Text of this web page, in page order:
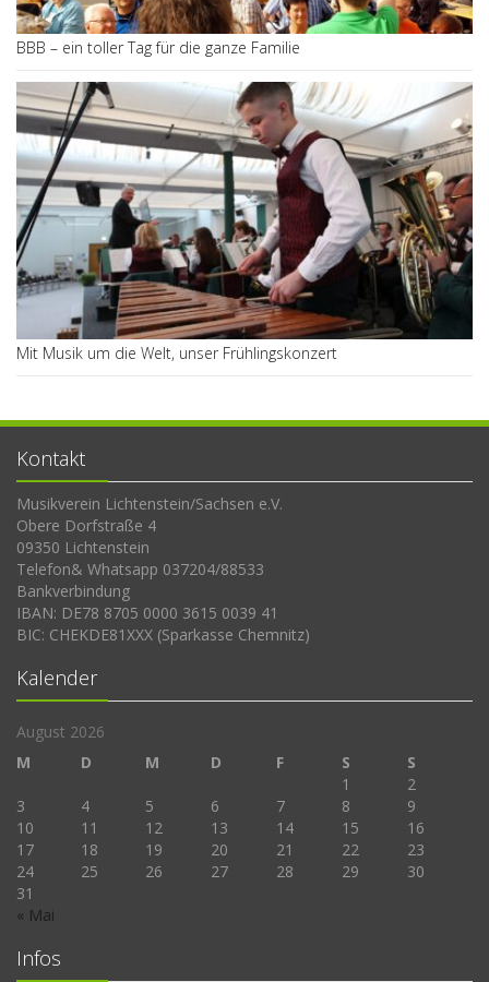
BBB – ein toller Tag für die ganze Familie
Mit Musik um die Welt, unser Frühlingskonzert
Kontakt
Musikverein Lichtenstein/Sachsen e.V.
Obere Dorfstraße 4
09350 Lichtenstein
Telefon& Whatsapp 037204/88533
Bankverbindung
IBAN: DE78 8705 0000 3615 0039 41
BIC: CHEKDE81XXX (Sparkasse Chemnitz)
Kalender
August 2026
M
D M D F S
S
1
2
3
4 5 6 7 8
9
10
11 12 13 14 15
16
17
18 19 20 21 22
23
24
25 26 27 28 29
30
31
« Mai
Infos